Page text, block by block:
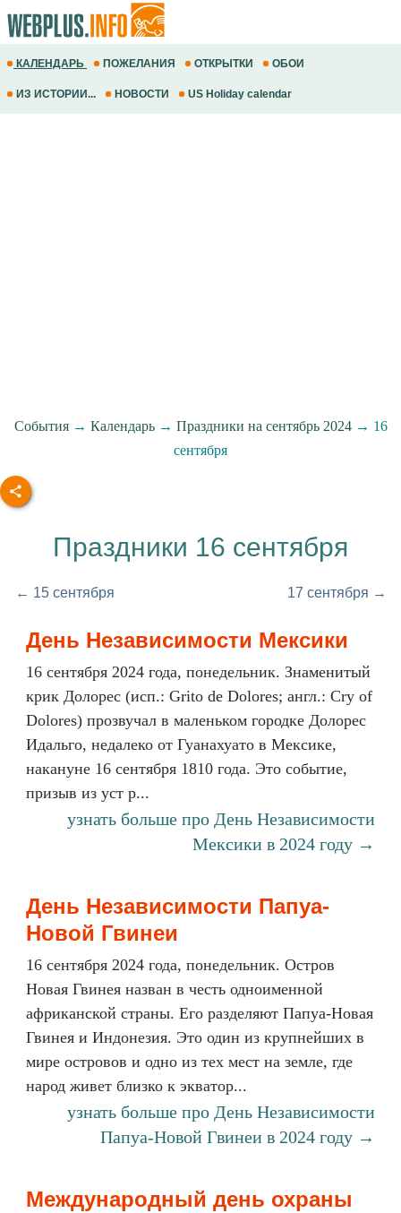
КАЛЕНДАРЬ ПОЖЕЛАНИЯ ОТКРЫТКИ ОБОИ
ИЗ ИСТОРИИ... НОВОСТИ US Holiday calendar
События→ Календарь→ Праздники на сентябрь 2024→ 16
сентября
Праздники 16 сентября
← 15 сентября 17 сентября →
День Независимости Мексики
16 сентября 2024 года, понедельник. Знаменитый
крик Долорес (исп.: Grito de Dolores; англ.: Cry of
Dolores) прозвучал в маленьком городке Долорес
Идальго, недалеко от Гуанахуато в Мексике,
накануне 16 сентября 1810 года. Это событие,
призыв из уст р...
узнать больше про День Независимости
Мексики в 2024 году →
День Независимости Папуа-
Новой Гвинеи
16 сентября 2024 года, понедельник. Остров
Новая Гвинея назван в честь одноименной
африканской страны. Его разделяют Папуа-Новая
Гвинея и Индонезия. Это один из крупнейших в
мире островов и одно из тех мест на земле, где
народ живет близко к экватор...
узнать больше про День Независимости
Папуа-Новой Гвинеи в 2024 году →
Международный день охраны